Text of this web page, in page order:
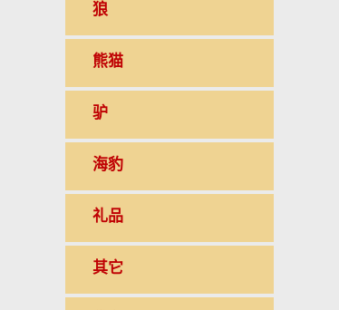
狼
熊猫
驴
海豹
礼品
其它